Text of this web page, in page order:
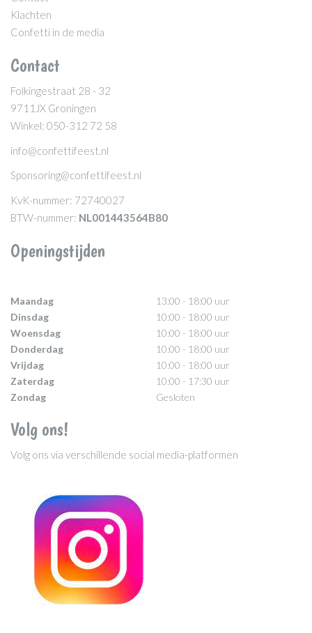
Klachten
Confetti in de media
Contact
Folkingestraat 28 - 32
9711JX Groningen
Winkel: 050-312 72 58
info@confettifeest.nl
Sponsoring@confettifeest.nl
KvK-nummer: 72740027
BTW-nummer: NL001443564B80
Openingstijden
Maandag
13:00 - 18:00 uur
Dinsdag
10:00 - 18:00 uur
Woensdag
10:00 - 18:00 uur
Donderdag
10:00 - 18:00 uur
Vrijdag
10:00 - 18:00 uur
Zaterdag
10:00 - 17:30 uur
Zondag
Gesloten
Volg ons!
Volg ons via verschillende social media-platformen